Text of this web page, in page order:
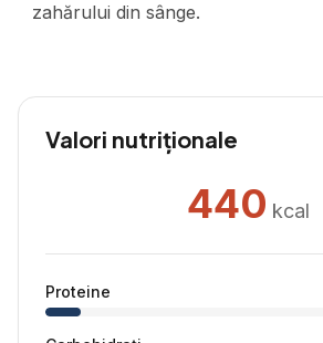
zahărului din sânge.
Valori nutriționale
440 kcal
Proteine